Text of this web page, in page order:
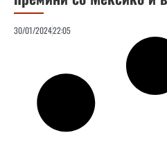
30/01/202422:05